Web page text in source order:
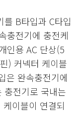
B타입과 C타입
충전기에 충전케
인용 AC 단상(5
) 커넥터 케이블
은 완속충전기에
충전기로 국내는
이블이 연결되